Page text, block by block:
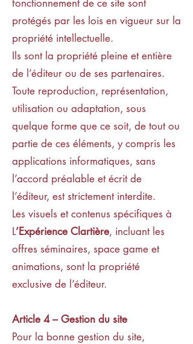
fonctionnement de ce site sont
protégés par les lois en vigueur sur la
propriété intellectuelle.
Ils sont la propriété pleine et entière
de l’éditeur ou de ses partenaires.
Toute reproduction, représentation,
utilisation ou adaptation, sous
quelque forme que ce soit, de tout ou
partie de ces éléments, y compris les
applications informatiques, sans
l’accord préalable et écrit de
l’éditeur, est strictement interdite.
Les visuels et contenus spécifiques à
L’Expérience Clartière, incluant les
offres séminaires, space game et
animations, sont la propriété
exclusive de l’éditeur.
Article 4 – Gestion du site
Pour la bonne gestion du site,